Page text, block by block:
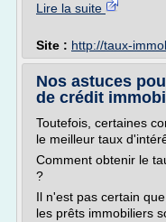
Lire la suite
Site : http://taux-
Nos astuces
de crédit
Toutefois, certaines
le meilleur taux
Comment obtenir le
?
Il n'est pas certain
les prêts immobiliers